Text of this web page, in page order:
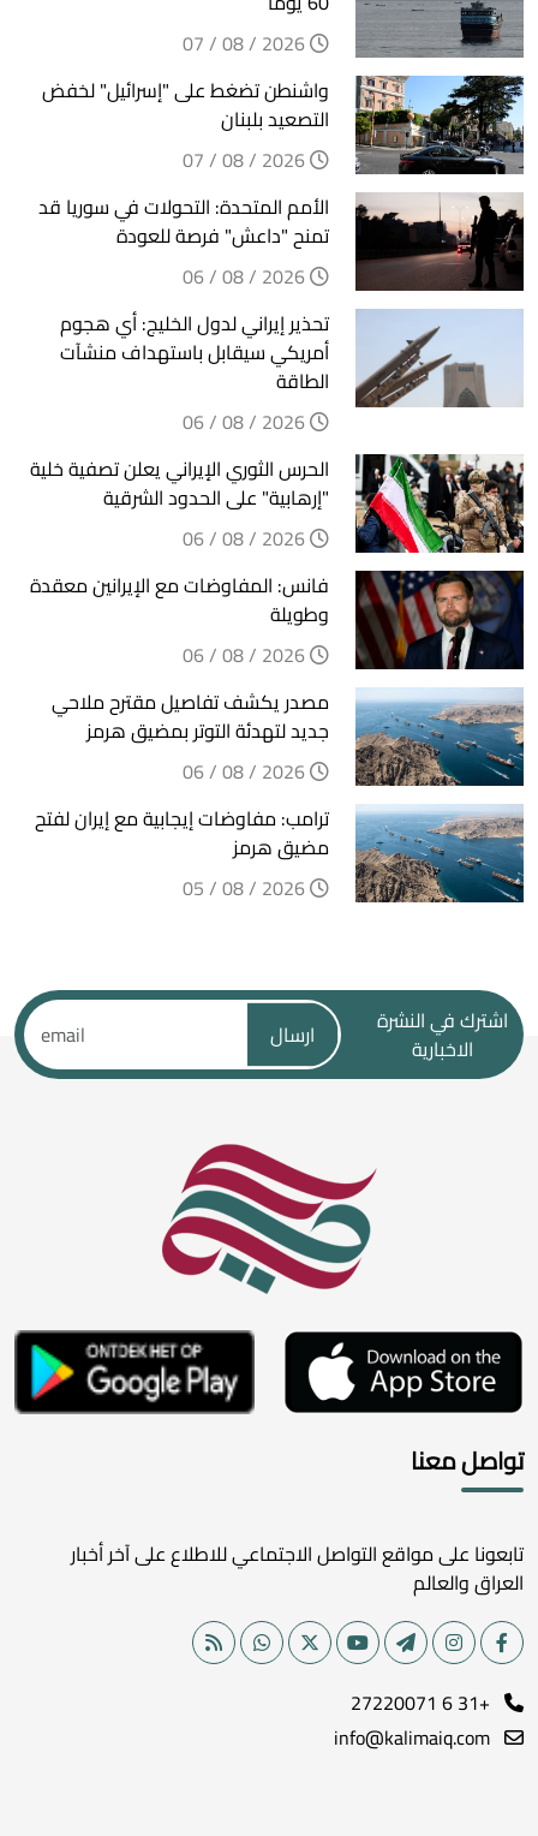
واشنطن تضغط على "إسرائيل" لخفض
التصعيد بلبنان
الأمم المتحدة: التحولات في سوريا قد
تمنح "داعش" فرصة للعودة
تحذير إيراني لدول الخليج: أي هجوم
أمريكي سيقابل باستهداف منشآت
الطاقة
الحرس الثوري الإيراني يعلن تصفية خلية
"إرهابية" على الحدود الشرقية
فانس: المفاوضات مع الإيرانين معقدة
وطويلة
مصدر يكشف تفاصيل مقترح ملاحي
جديد لتهدئة التوتر بمضيق هرمز
ترامب: مفاوضات إيجابية مع إيران لفتح
مضيق هرمز
اشترك في النشرة
الاخبارية
ارسال
تواصل معنا
تابعونا على مواقع التواصل الاجتماعي للاطلاع على آخر أخبار
العراق والعالم
+31 6 27220071
info@kalimaiq.com